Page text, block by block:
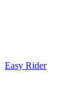
Easy Rider